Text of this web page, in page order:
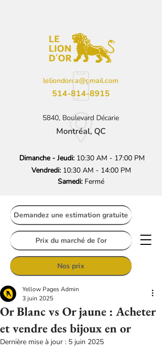
leliondorca@gmail.com
514-814-8915
5840, Boulevard Décarie
Montréal, QC
Dimanche - Jeudi: 10:30 AM - 17:00 PM
Vendredi:10:30 AM - 14:00 PM
Samedi: Fermé
Demandez une estimation gratuite
Prix du marché de l’or
Nos prix
Or Blanc vs Or jaune : Acheter
et vendre des bijoux en or
Yellow Pages Admin
3 juin 2025
Dernière mise à jour : 5 juin 2025